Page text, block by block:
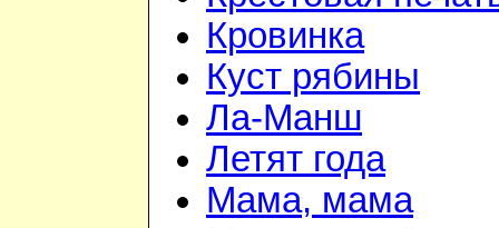
Кровинка
Куст рябины
Ла-Манш
Летят года
Мама, мама